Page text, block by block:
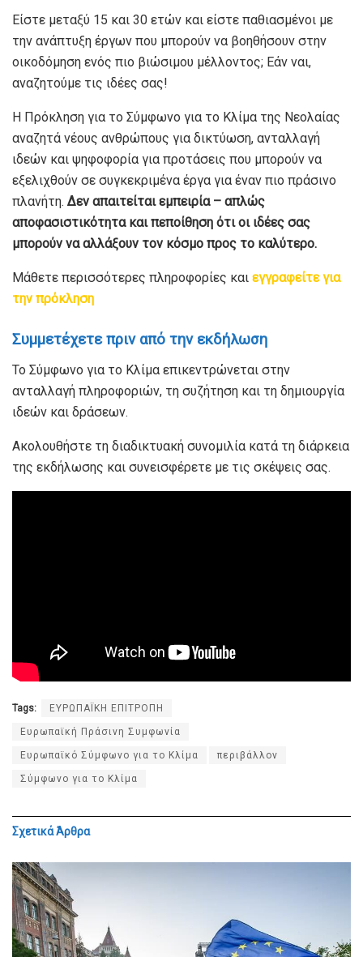
Είστε μεταξύ 15 και 30 ετών και είστε παθιασμένοι με
την ανάπτυξη έργων που μπορούν να βοηθήσουν στην
οικοδόμηση ενός πιο βιώσιμου μέλλοντος; Εάν ναι,
αναζητούμε τις ιδέες σας!
Η Πρόκληση για το Σύμφωνο για το Κλίμα της Νεολαίας
αναζητά νέους ανθρώπους για δικτύωση, ανταλλαγή
ιδεών και ψηφοφορία για προτάσεις που μπορούν να
εξελιχθούν σε συγκεκριμένα έργα για έναν πιο πράσινο
πλανήτη. Δεν απαιτείται εμπειρία – απλώς
αποφασιστικότητα και πεποίθηση ότι οι ιδέες σας
μπορούν να αλλάξουν τον κόσμο προς το καλύτερο.
Μάθετε περισσότερες πληροφορίες και εγγραφείτε για
την πρόκληση
Συμμετέχετε πριν από την εκδήλωση
Το Σύμφωνο για το Κλίμα επικεντρώνεται στην
ανταλλαγή πληροφοριών, τη συζήτηση και τη δημιουργία
ιδεών και δράσεων.
Ακολουθήστε τη διαδικτυακή συνομιλία κατά τη διάρκεια
της εκδήλωσης και συνεισφέρετε με τις σκέψεις σας.
Tags: ΕΥΡΩΠΑΪΚΗ ΕΠΙΤΡΟΠΗ
Ευρωπαϊκή Πράσινη Συμφωνία
Ευρωπαϊκό Σύμφωνο για το Κλίμα περιβάλλον
Σύμφωνο για το Κλίμα
ΣχετικάΆρθρα